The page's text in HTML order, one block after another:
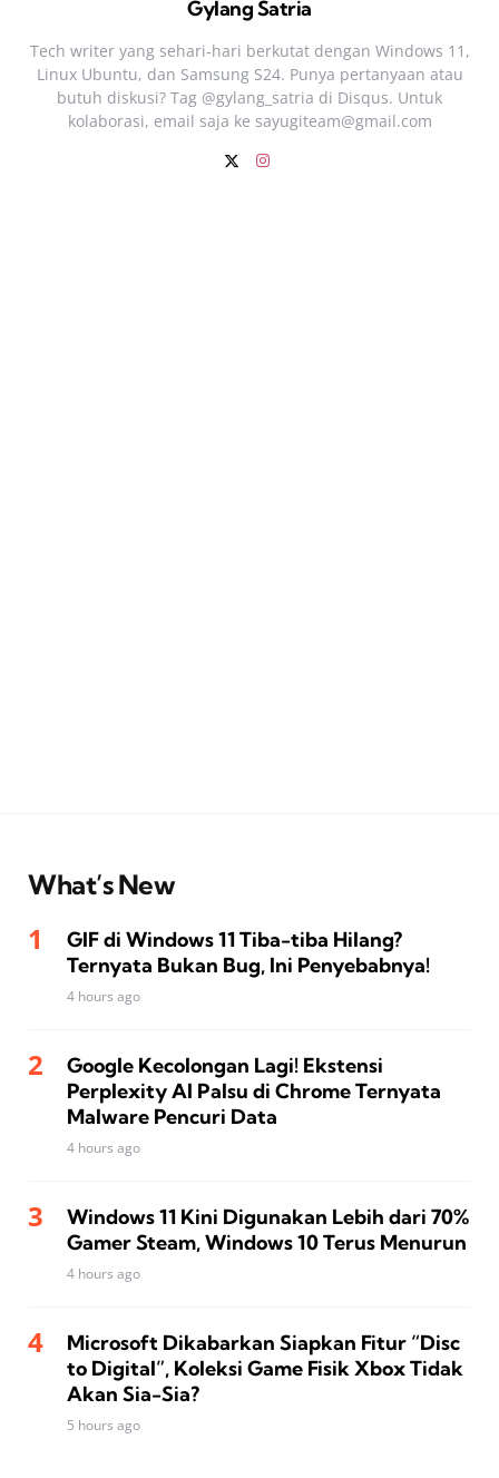
Gylang Satria
Tech writer yang sehari‑hari berkutat dengan Windows 11,
Linux Ubuntu, dan Samsung S24. Punya pertanyaan atau
butuh diskusi? Tag @gylang_satria di Disqus. Untuk
kolaborasi, email saja ke sayugiteam@gmail.com
What’s New
GIF di Windows 11 Tiba-tiba Hilang?
Ternyata Bukan Bug, Ini Penyebabnya!
4 hours ago
Google Kecolongan Lagi! Ekstensi
Perplexity AI Palsu di Chrome Ternyata
Malware Pencuri Data
4 hours ago
Windows 11 Kini Digunakan Lebih dari 70%
Gamer Steam, Windows 10 Terus Menurun
4 hours ago
Microsoft Dikabarkan Siapkan Fitur “Disc
to Digital”, Koleksi Game Fisik Xbox Tidak
Akan Sia-Sia?
5 hours ago